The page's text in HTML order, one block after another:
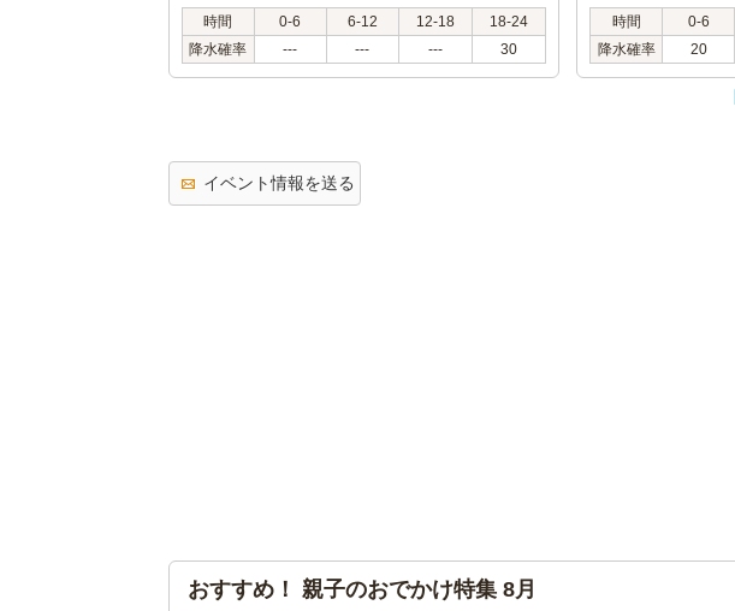
時間 0-6 6-12 12-18
18-24
降水確率
--- --- --- 30
時間 0-6
降水確率
20
イベント情報を送る
おすすめ！ 親子のおでかけ特集 8月